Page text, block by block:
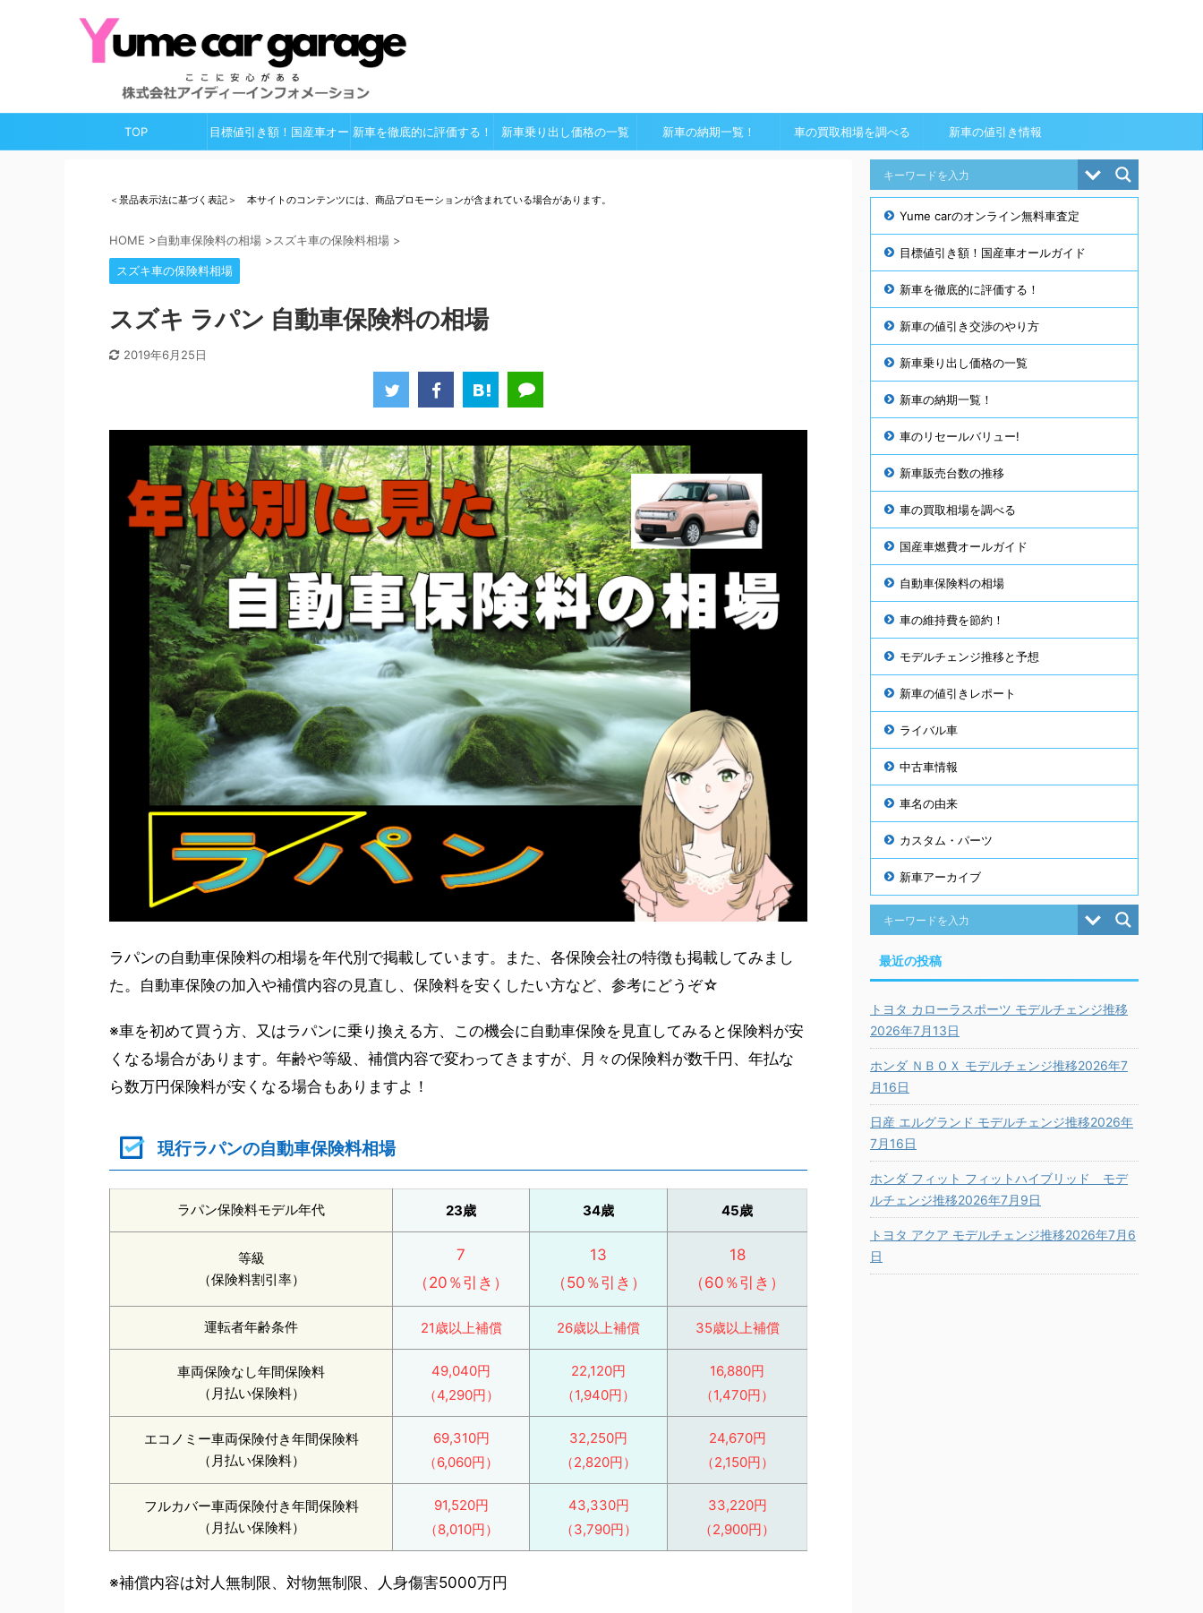
TOP 目標値引き額！国産車オー 新車を徹底的に評価する！ 新車乗り出し価格の一覧 新車の納期一覧！ 車の買取相場を調べる 新車の値引き情報
＜景品表示法に基づく表記＞ 本サイトのコンテンツには、商品プロモーションが含まれている場合があります。
HOME >自動車保険料の相場 >スズキ車の保険料相場 >
スズキ車の保険料相場
スズキ ラパン 自動車保険料の相場
2019年6月25日
ラパンの自動車保険料の相場を年代別で掲載しています。また、各保険会社の特徴も掲載してみまし
た。自動車保険の加入や補償内容の見直し、保険料を安くしたい方など、参考にどうぞ☆
※車を初めて買う方、又はラパンに乗り換える方、この機会に自動車保険を見直してみると保険料が安
くなる場合があります。年齢や等級、補償内容で変わってきますが、月々の保険料が数千円、年払な
ら数万円保険料が安くなる場合もありますよ！
現行ラパンの自動車保険料相場
ラパン保険料モデル年代 23歳 34歳 45歳
等級
（保険料割引率）
7
（20％引き）
13
（50％引き）
18
（60％引き）
運転者年齢条件 21歳以上補償 26歳以上補償 35歳以上補償
車両保険なし年間保険料
（月払い保険料）
49,040円
（4,290円）
22,120円
（1,940円）
16,880円
（1,470円）
エコノミー車両保険付き年間保険料
（月払い保険料）
69,310円
（6,060円）
32,250円
（2,820円）
24,670円
（2,150円）
フルカバー車両保険付き年間保険料
（月払い保険料）
91,520円
（8,010円）
43,330円
（3,790円）
33,220円
（2,900円）
※補償内容は対人無制限、対物無制限、人身傷害5000万円
Yume carのオンライン無料車査定
目標値引き額！国産車オールガイド
新車を徹底的に評価する！
新車の値引き交渉のやり方
新車乗り出し価格の一覧
新車の納期一覧！
車のリセールバリュー!
新車販売台数の推移
車の買取相場を調べる
国産車燃費オールガイド
自動車保険料の相場
車の維持費を節約！
モデルチェンジ推移と予想
新車の値引きレポート
ライバル車
中古車情報
車名の由来
カスタム・パーツ
新車アーカイブ
最近の投稿
トヨタ カローラスポーツ モデルチェンジ推移
2026年7月13日
ホンダ ＮＢＯＸ モデルチェンジ推移2026年7
月16日
日産 エルグランド モデルチェンジ推移2026年
7月16日
ホンダ フィット フィットハイブリッド モデ
ルチェンジ推移2026年7月9日
トヨタ アクア モデルチェンジ推移2026年7月6
日